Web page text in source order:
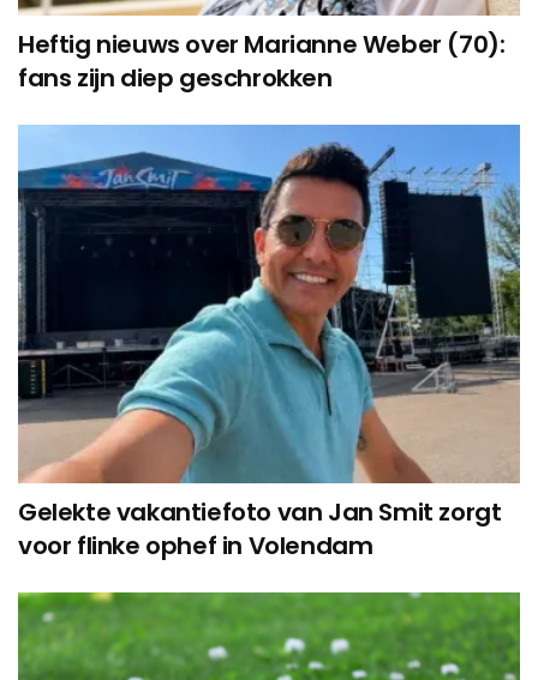
Heftig nieuws over Marianne Weber (70):
fans zijn diep geschrokken
Gelekte vakantiefoto van Jan Smit zorgt
voor flinke ophef in Volendam